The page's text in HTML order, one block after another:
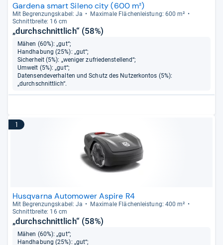
Gardena smart Sileno city (600 m²)
Mit Begren­zungs­ka­bel: Ja
Maxi­male Flä­chen­leis­tung: 600 m²
Schnitt­breite: 16 cm
„durchschnittlich“ (58%)
Mähen (60%): „gut“;
Handhabung (25%): „gut“;
Sicherheit (5%): „weniger zufriedenstellend“;
Umwelt (5%): „gut“;
Datensendeverhalten und Schutz des Nutzerkontos (5%):
„durchschnittlich“.
1
Husqvarna Automower Aspire R4
Mit Begren­zungs­ka­bel: Ja
Maxi­male Flä­chen­leis­tung: 400 m²
Schnitt­breite: 16 cm
„durchschnittlich“ (58%)
Mähen (60%): „gut“;
Handhabung (25%): „gut“;